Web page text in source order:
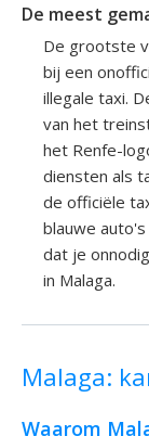
De meest
De grootste
bij een
illegale taxi.
van het
het Renfe-
diensten als
de officiële
blauwe
dat je
in Malaga.
Malaga:
Waarom